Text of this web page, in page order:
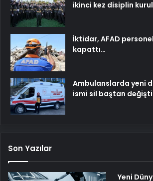
ikinci kez disiplin
İktidar, AFAD
kapattı…
Ambulanslarda yeni
ismi sil baştan değişti
Son Yazılar
Yeni